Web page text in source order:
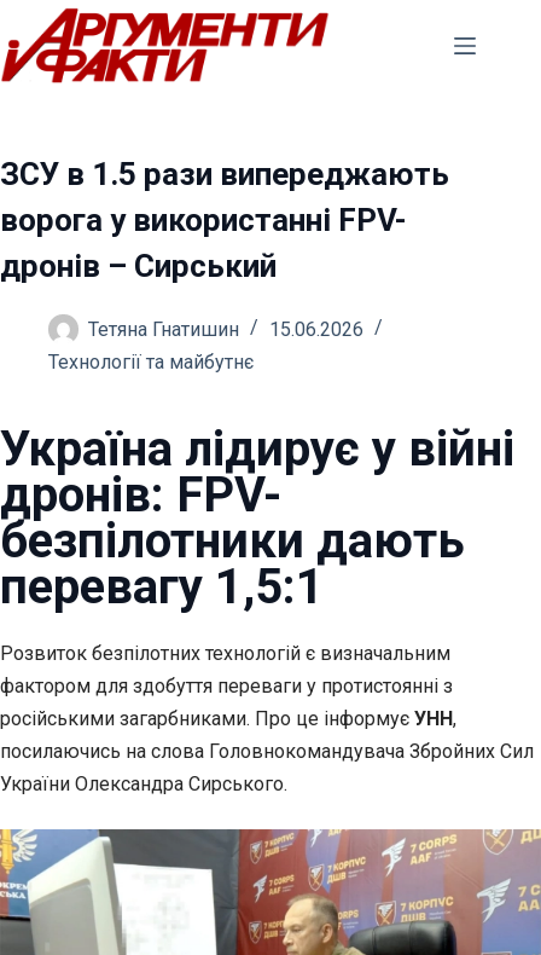
Перейти
до
вмісту
ЗСУ в 1.5 рази випереджають
ворога у використанні FPV-
дронів – Сирський
Тетяна Гнатишин
15.06.2026
Технології та майбутнє
Україна лідирує у війні
дронів: FPV-
безпілотники дають
перевагу 1,5:1
Розвиток безпілотних технологій є визначальним
фактором для здобуття переваги у протистоянні з
російськими загарбниками. Про це інформує УНН,
посилаючись на слова Головнокомандувача Збройних Сил
України Олександра Сирського.